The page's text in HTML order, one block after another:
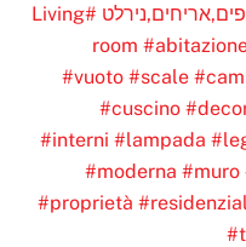
#Living
room
#vuoto #scale
#cuscino
#interni #lampada
#moderna #muro
#proprietà